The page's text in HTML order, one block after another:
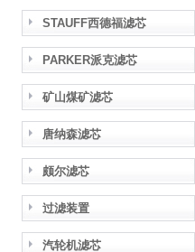
STAUFF西德福滤芯
PARKER派克滤芯
矿山煤矿滤芯
唐纳森滤芯
颇尔滤芯
过滤装置
汽轮机滤芯